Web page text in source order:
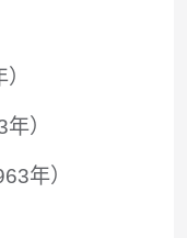
）
年）